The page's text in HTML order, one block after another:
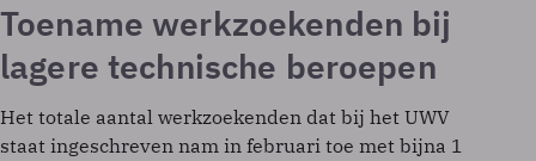
Toename werkzoekenden bij
lagere technische beroepen
Het totale aantal werkzoekenden dat bij het UWV
staat ingeschreven nam in februari toe met bijna 1